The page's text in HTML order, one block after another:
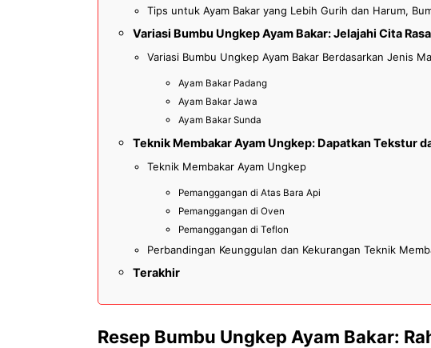
Tips untuk Ayam Bakar yang Lebih Gurih dan Harum,
Variasi Bumbu Ungkep Ayam Bakar: Jelajahi Cita
Variasi Bumbu Ungkep Ayam Bakar Berdasarkan Jenis
Ayam Bakar Padang
Ayam Bakar Jawa
Ayam Bakar Sunda
Teknik Membakar Ayam Ungkep: Dapatkan Tekstur
Teknik Membakar Ayam Ungkep
Pemanggangan di Atas Bara Api
Pemanggangan di Oven
Pemanggangan di Teflon
Perbandingan Keunggulan dan Kekurangan Teknik
Terakhir
Resep Bumbu Ungkep Ayam Bakar: